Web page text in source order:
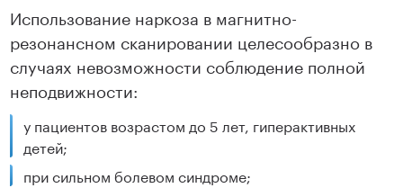
Использование наркоза в магнитно-
резонансном сканировании целесообразно в
случаях невозможности соблюдение полной
неподвижности:
у пациентов возрастом до 5 лет, гиперактивных
детей;
при сильном болевом синдроме;